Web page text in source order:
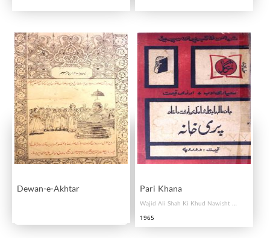
Dewan-e-Akhtar Pari Khana
Wajid Ali Shah Ki Khud Nawisht Dastan
1965